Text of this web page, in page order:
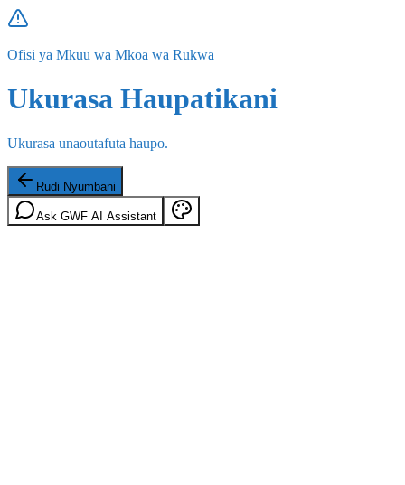
Ofisi ya Mkuu wa Mkoa wa Rukwa
Ukurasa Haupatikani
Ukurasa unaoutafuta haupo.
Rudi Nyumbani
Ask GWF AI Assistant